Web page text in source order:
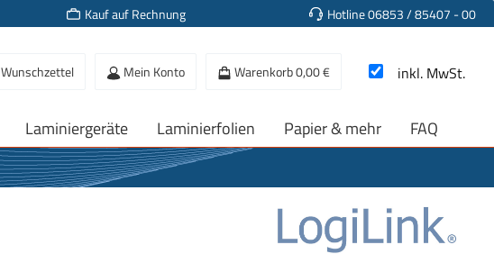
Kauf auf Rechnung Hotline 06853 / 85407 - 00
Wunschzettel Mein Konto Warenkorb0,00 € inkl. MwSt.
Laminiergeräte Laminierfolien Papier & mehr FAQ